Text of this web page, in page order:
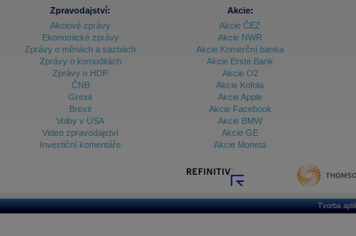
Zpravodajství:
Akciové zprávy
Ekonomické zprávy
Zprávy o měnách a sazbách
Zprávy o komoditách
Zprávy o HDP
ČNB
Grexit
Brexit
Volby v USA
Video zpravodajství
Investiční komentáře
Akcie:
Akcie ČEZ
Akcie NWR
Akcie Komerční banka
Akcie Erste Bank
Akcie O2
Akcie Kofola
Akcie Apple
Akcie Facebook
Akcie BMW
Akcie GE
Akcie Moneta
Tvorba